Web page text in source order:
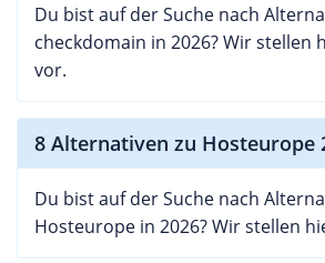
Du bist auf der Suche nach
checkdomain in 2026? Wir stellen
vor.
8 Alternativen zu Hosteurope
Du bist auf der Suche nach
Hosteurope in 2026? Wir stellen